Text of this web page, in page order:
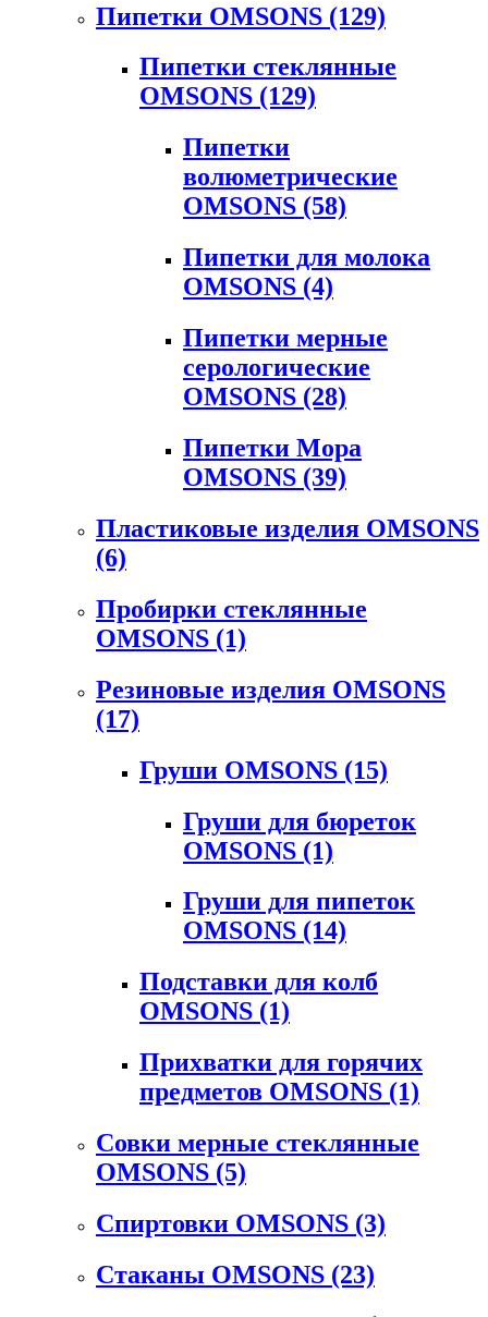
Пипетки OMSONS (129)
Пипетки стеклянные
OMSONS (129)
Пипетки
волюметрические
OMSONS (58)
Пипетки для молока
OMSONS (4)
Пипетки мерные
серологические
OMSONS (28)
Пипетки Мора
OMSONS (39)
Пластиковые изделия OMSONS
(6)
Пробирки стеклянные
OMSONS (1)
Резиновые изделия OMSONS
(17)
Груши OMSONS (15)
Груши для бюреток
OMSONS (1)
Груши для пипеток
OMSONS (14)
Подставки для колб
OMSONS (1)
Прихватки для горячих
предметов OMSONS (1)
Совки мерные стеклянные
OMSONS (5)
Спиртовки OMSONS (3)
Стаканы OMSONS (23)